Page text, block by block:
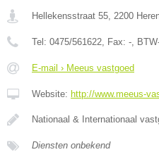
Hellekensstraat 55, 2200
Tel: 0475/561622, Fax: -,
E-mail › Meeus vastgoed
Website: http://www.meeus-
Nationaal & Internationaal
Diensten onbekend